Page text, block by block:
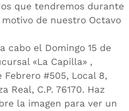
que tendremos durante
de nuestro Octavo
cabo el Domingo 15 de
«La Capilla» ,
Febrero #505, Local 8,
Real, C.P. 76170. Haz
la imagen para ver un